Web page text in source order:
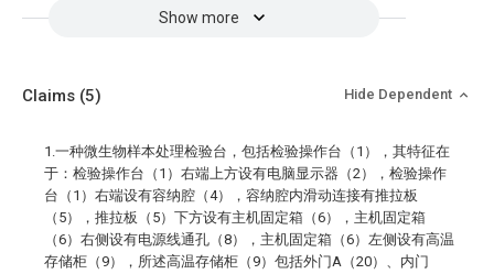
Show more
Claims (5) Hide Dependent
1.一种微生物样本处理检验台，包括检验操作台（1），其特征在
于：检验操作台（1）右端上方设有电脑显示器（2），检验操作
台（1）右端设有容纳腔（4），容纳腔内滑动连接有推拉板
（5），推拉板（5）下方设有主机固定箱（6），主机固定箱
（6）右侧设有电源线通孔（8），主机固定箱（6）左侧设有高温
存储柜（9），所述高温存储柜（9）包括外门A（20）、内门